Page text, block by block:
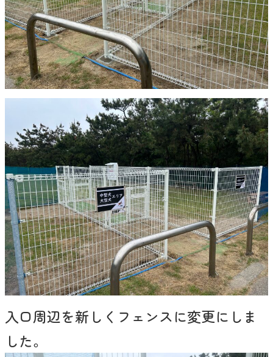
入口周辺を新しくフェンスに変更にしま
した。